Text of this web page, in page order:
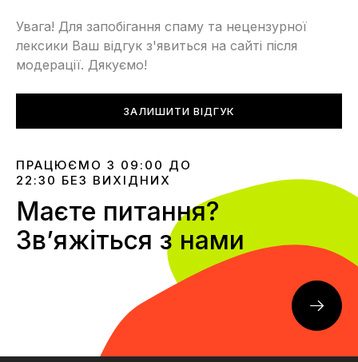
Увага! Для запобігання спаму та нецензурної
лексики Ваш відгук з'явиться на сайті після
модерації. Дякуємо!
ЗАЛИШИТИ ВІДГУК
ПРАЦЮЄМО З 09:00 ДО
22:30 БЕЗ ВИХІДНИХ
Маєте питання?
Звʼяжіться з нами